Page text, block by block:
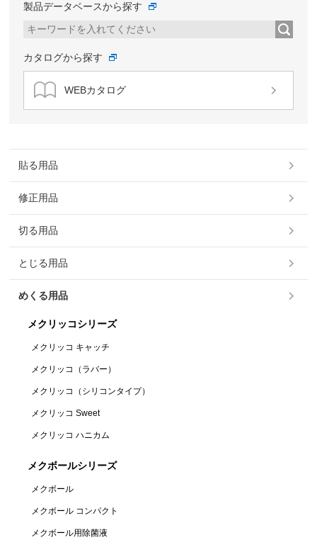
製品データベースから探す
カタログから探す
WEBカタログ
貼る用品
修正用品
切る用品
とじる用品
めくる用品
メクリッコシリーズ
メクリッコ キャッチ
メクリッコ（ラバー）
メクリッコ（シリコンタイプ）
メクリッコ Sweet
メクリッコ ハニカム
メクボールシリーズ
メクボール
メクボール コンパクト
メクボール用除菌液